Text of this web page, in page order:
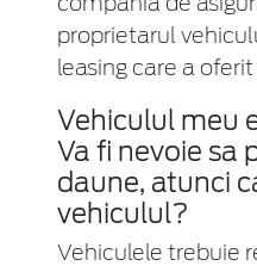
compania de
proprietarul
leasing care a
Vehiculul meu
Va fi nevoie sa
daune, atunci
vehiculul?
Vehiculele trebuie